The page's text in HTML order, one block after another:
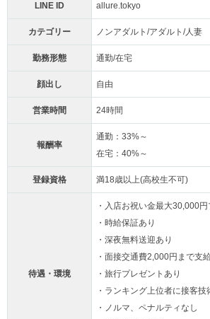
LINE ID allure.tokyo
カテゴリー ノンアダルト/アダルト/人妻
勤務形態 通勤/在宅
顔出し 自由
営業時間 24時間
報酬率
通勤：33%～
在宅：40%～
登録資格 満18歳以上(高校生不可)
待遇・環境
・入店お祝い金最大30,000円
・時給保証あり
・深夜無料送迎あり
・面接交通費2,000円まで支
・旅行プレゼントあり
・ランキング上位者に接客
・ノルマ、ペナルティなし